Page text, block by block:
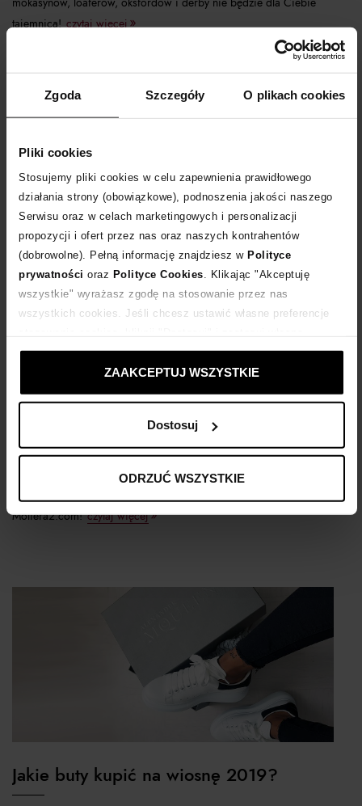
Zgoda Szczegóły O plikach cookies
Pliki cookies
Stosujemy pliki cookies w celu zapewnienia prawidłowego
działania strony (obowiązkowe), podnoszenia jakości naszego
Serwisu oraz w celach marketingowych i personalizacji
propozycji i ofert przez nas oraz naszych kontrahentów
(dobrowolne). Pełną informację znajdziesz w Polityce
prywatności oraz Polityce Cookies . Klikając "Akceptuję
wszystkie" wyrażasz zgodę na stosowanie przez nas
wszystkich cookies. Jeśli chcesz ustawić własne preferencje
ustawienia prywatności.
ZAAKCEPTUJ WSZYSTKIE
Dostosuj
ODRZUĆ WSZYSTKIE
tajemnicą! czytaj więcej
Finał wyprzedaży Moliera2 - co warto
kupić?
polo ralph lauren
To już finał naszej wyjątkowej letniej wyprzedaży - czekają
na Ciebie promocje nawet do -70%. Co więcej, do końca
bieżącego tygodnia (03-09.08) możesz skorzystać z ekstra rabatu:
dodatkowych -20% do wszystkich przecenionych produktów!
Sprawdź, co warto kupić dla niej i dla niego na finale wyprzedaży
Moliera2.com! czytaj więcej
Jakie buty kupić na wiosnę 2019?